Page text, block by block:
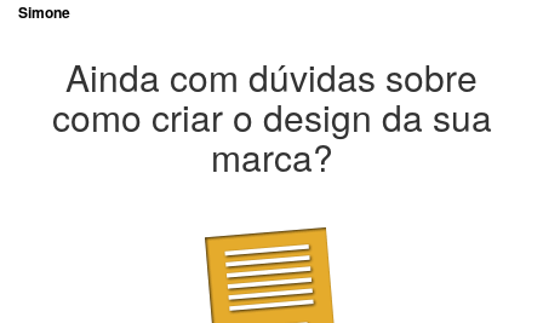
Simone
Ainda com dúvidas sobre
como criar o design da sua
marca?